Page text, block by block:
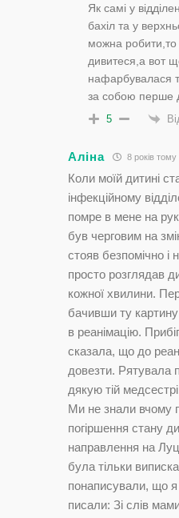
Як самі у
бахіл та у
можна
дивитеся,а вот
нафарбувалася
за собою перше
5
Аліна 8 років тому
Коли моїй дитині
інфекційному
помре в мене на
був черговим на
стояв безпомічно і
просто розглядав
кожної хвилини.
бачивши ту картину
в реанімацію.
сказала, що до
довезти. Рятувала
дякую тій
Ми не знали вчому
погіршення стану
направлення на
була тільки
понаписували, що
писали: Зі слів